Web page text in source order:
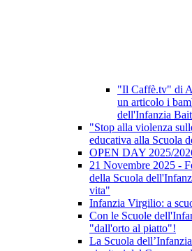
"Il Caffè.tv" di
un articolo i
dell'Infanzia
"Stop alla violenza
educativa alla Scuola
OPEN DAY 2025/
21 Novembre 2025 -
della Scuola
vita"
Infanzia Virgilio: a
Con le Scuole
"dall'orto al piatto"!
La Scuola